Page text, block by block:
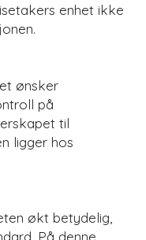
enhet ikke
ønsker
på
til
ligger hos
økt betydelig,
På denne